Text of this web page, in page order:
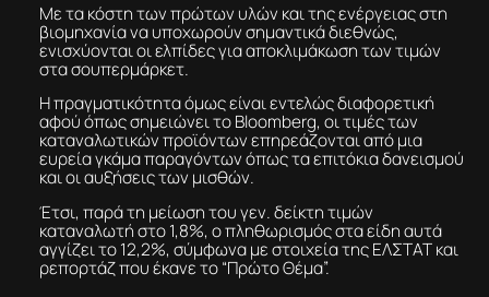
Με τα κόστη των πρώτων υλών και της ενέργειας στη
βιομηχανία να υποχωρούν σημαντικά διεθνώς,
ενισχύονται οι ελπίδες για αποκλιμάκωση των τιμών
στα σουπερμάρκετ.
Η πραγματικότητα όμως είναι εντελώς διαφορετική
αφού όπως σημειώνει το Bloomberg, οι τιμές των
καταναλωτικών προϊόντων επηρεάζονται από μια
ευρεία γκάμα παραγόντων όπως τα επιτόκια δανεισμού
και οι αυξήσεις των μισθών.
Έτσι, παρά τη μείωση του γεν. δείκτη τιμών
καταναλωτή στο 1,8%, ο πληθωρισμός στα είδη αυτά
αγγίζει το 12,2%, σύμφωνα με στοιχεία της ΕΛΣΤΑΤ και
ρεπορτάζ που έκανε το “Πρώτο Θέμα”.